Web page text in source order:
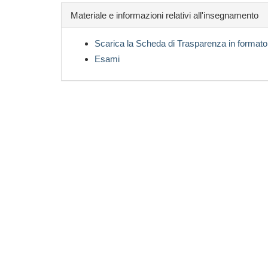
Materiale e informazioni relativi all'insegnamento
Scarica la Scheda di Trasparenza in
Esami